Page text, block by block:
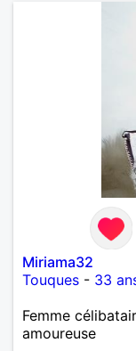
Miriama32
Touques - 33
Femme
amoureuse